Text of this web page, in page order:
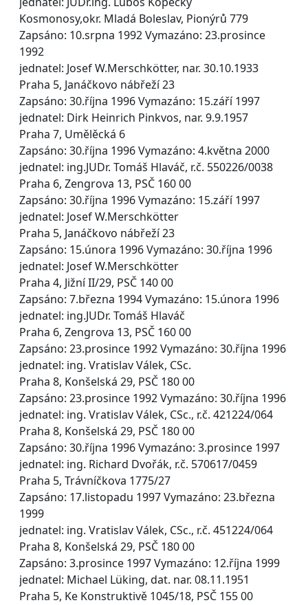
Kosmonosy,okr. Mladá Boleslav, Pionýrů 779
Zapsáno: 10.srpna 1992 Vymazáno: 23.prosince
1992
jednatel: Josef W.Merschkötter, nar. 30.10.1933
Praha 5, Janáčkovo nábřeží 23
Zapsáno: 30.října 1996 Vymazáno: 15.září 1997
jednatel: Dirk Heinrich Pinkvos, nar. 9.9.1957
Praha 7, Umělěcká 6
Zapsáno: 30.října 1996 Vymazáno: 4.května 2000
jednatel: ing.JUDr. Tomáš Hlaváč, r.č. 550226/0038
Praha 6, Zengrova 13, PSČ 160 00
Zapsáno: 30.října 1996 Vymazáno: 15.září 1997
jednatel: Josef W.Merschkötter
Praha 5, Janáčkovo nábřeží 23
Zapsáno: 15.února 1996 Vymazáno: 30.října 1996
jednatel: Josef W.Merschkötter
Praha 4, Jižní II/29, PSČ 140 00
Zapsáno: 7.března 1994 Vymazáno: 15.února 1996
jednatel: ing.JUDr. Tomáš Hlaváč
Praha 6, Zengrova 13, PSČ 160 00
Zapsáno: 23.prosince 1992 Vymazáno: 30.října 1996
jednatel: ing. Vratislav Válek, CSc.
Praha 8, Konšelská 29, PSČ 180 00
Zapsáno: 23.prosince 1992 Vymazáno: 30.října 1996
jednatel: ing. Vratislav Válek, CSc., r.č. 421224/064
Praha 8, Konšelská 29, PSČ 180 00
Zapsáno: 30.října 1996 Vymazáno: 3.prosince 1997
jednatel: ing. Richard Dvořák, r.č. 570617/0459
Praha 5, Trávníčkova 1775/27
Zapsáno: 17.listopadu 1997 Vymazáno: 23.března
1999
jednatel: ing. Vratislav Válek, CSc., r.č. 451224/064
Praha 8, Konšelská 29, PSČ 180 00
Zapsáno: 3.prosince 1997 Vymazáno: 12.října 1999
jednatel: Michael Lüking, dat. nar. 08.11.1951
Praha 5, Ke Konstruktivě 1045/18, PSČ 155 00